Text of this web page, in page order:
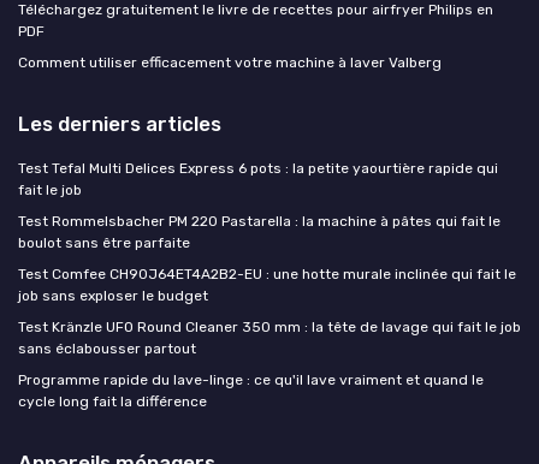
Téléchargez gratuitement le livre de recettes pour airfryer Philips en
PDF
Comment utiliser efficacement votre machine à laver Valberg
Les derniers articles
Test Tefal Multi Delices Express 6 pots : la petite yaourtière rapide qui
fait le job
Test Rommelsbacher PM 220 Pastarella : la machine à pâtes qui fait le
boulot sans être parfaite
Test Comfee CH90J64ET4A2B2-EU : une hotte murale inclinée qui fait le
job sans exploser le budget
Test Kränzle UFO Round Cleaner 350 mm : la tête de lavage qui fait le job
sans éclabousser partout
Programme rapide du lave-linge : ce qu'il lave vraiment et quand le
cycle long fait la différence